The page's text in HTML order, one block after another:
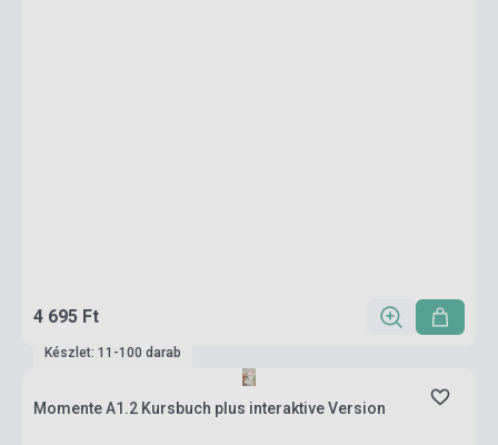
4 695 Ft
Készlet: 11-100 darab
Momente A1.2 Kursbuch plus interaktive Version